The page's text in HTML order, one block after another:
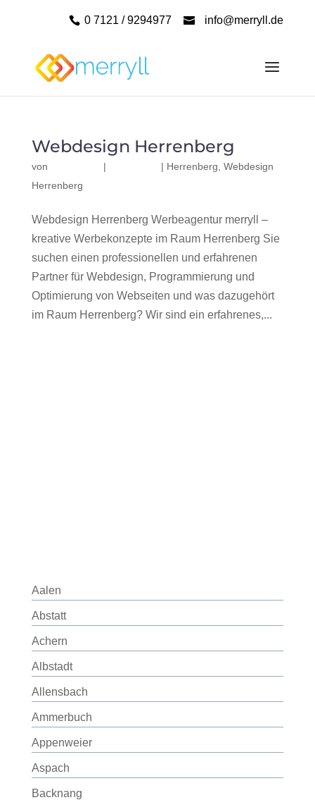
0 7121 / 9294977 info@merryll.de
Webdesign Herrenberg
von | | Herrenberg Webdesign
Herrenberg
Webdesign Herrenberg Werbeagentur merryll –
kreative Werbekonzepte im Raum Herrenberg Sie
suchen einen professionellen und erfahrenen
Partner für Webdesign, Programmierung und
Optimierung von Webseiten und was dazugehört
im Raum Herrenberg? Wir sind ein erfahrenes,...
Aalen
Abstatt
Achern
Albstadt
Allensbach
Ammerbuch
Appenweier
Aspach
Backnang